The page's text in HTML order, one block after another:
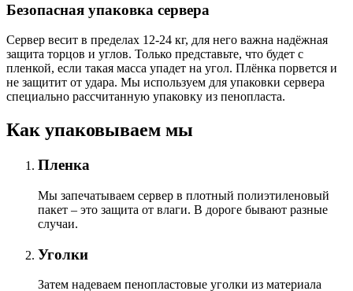
Безопасная упаковка сервера
Сервер весит в пределах 12-24 кг, для него важна надёжная
защита торцов и углов. Только представьте, что будет с
пленкой, если такая масса упадет на угол. Плёнка порвется и
не защитит от удара. Мы используем для упаковки сервера
специально расcчитанную упаковку из пенопласта.
Как упаковываем мы
Пленка
Мы запечатываем сервер в плотный полиэтиленовый
пакет – это защита от влаги. В дороге бывают разные
случаи.
Уголки
Затем надеваем пенопластовые уголки из материала